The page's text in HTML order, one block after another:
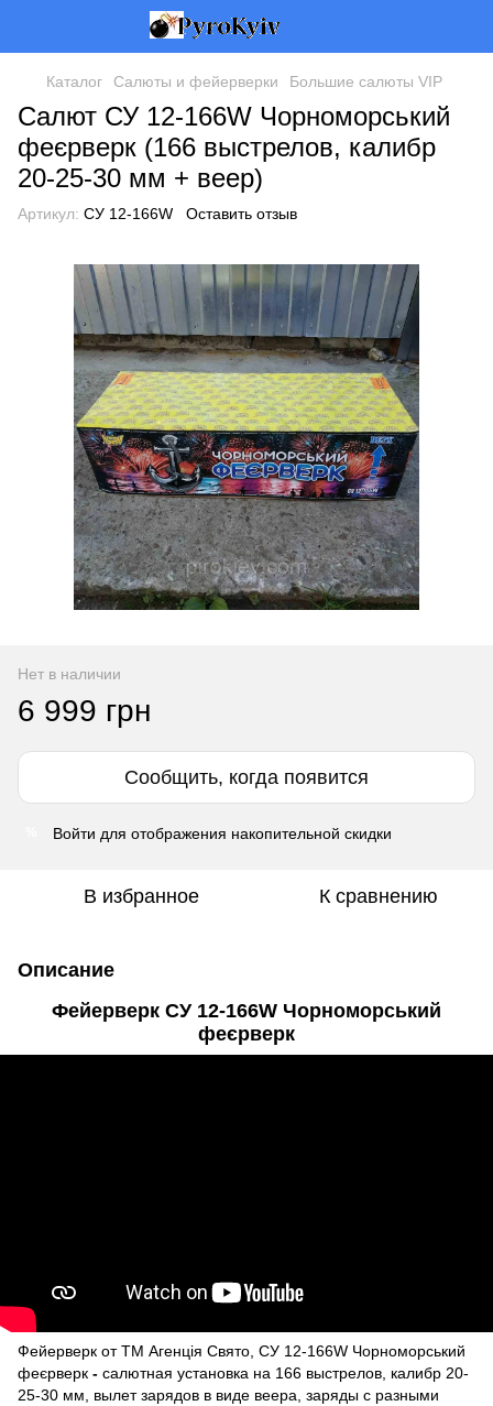
Каталог Салюты и фейерверки Большие салюты VIP
Салют СУ 12-166W Чорноморський
феєрверк (166 выстрелов, калибр
20-25-30 мм + веер)
Артикул: СУ 12-166W Оставить отзыв
Нет в наличии
6 999 грн
Сообщить, когда появится
Войти для отображения накопительной скидки
В избранное К сравнению
Описание
Фейерверк СУ 12-166W Чорноморський
феєрверк
Фейерверк от ТМ Агенція Свято, СУ 12-166W Чорноморський
феєрверк - салютная установка на 166 выстрелов, калибр 20-
25-30 мм, вылет зарядов в виде веера, заряды с разными